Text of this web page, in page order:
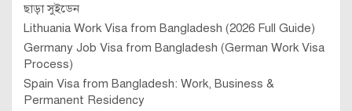
ছাড়া সুইডেন
Lithuania Work Visa from Bangladesh (2026 Full Guide)
Germany Job Visa from Bangladesh (German Work Visa
Process)
Spain Visa from Bangladesh: Work, Business &
Permanent Residency